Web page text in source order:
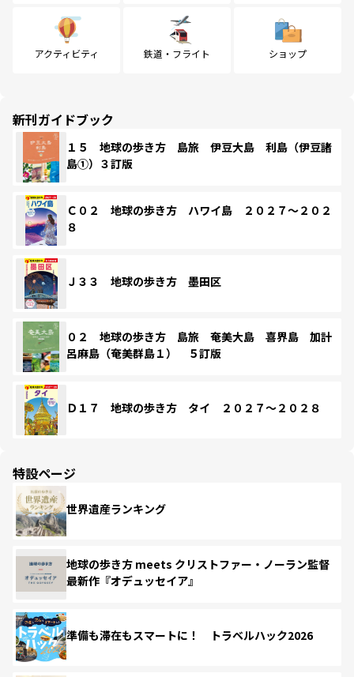
アクティビティ 鉄道・フライト ショップ
新刊ガイドブック
１５ 地球の歩き方 島旅 伊豆大島 利島（伊豆諸
島①）３訂版
Ｃ０２ 地球の歩き方 ハワイ島 ２０２７～２０２
８
Ｊ３３ 地球の歩き方 墨田区
０２ 地球の歩き方 島旅 奄美大島 喜界島 加計
呂麻島（奄美群島１） ５訂版
Ｄ１７ 地球の歩き方 タイ ２０２７～２０２８
特設ページ
世界遺産ランキング
地球の歩き方 meets クリストファー・ノーラン監督
最新作『オデュッセイア』
準備も滞在もスマートに！ トラベルハック2026